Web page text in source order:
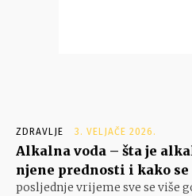
ZDRAVLJE 3. VELJAČE 2026.
Alkalna voda – šta je
njene prednosti i kako se
posljednje vrijeme sve se više